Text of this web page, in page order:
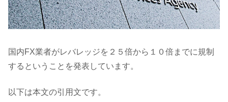
国内FX業者がレバレッジを２５倍から１０倍までに規制
するということを発表しています。
以下は本文の引用文です。